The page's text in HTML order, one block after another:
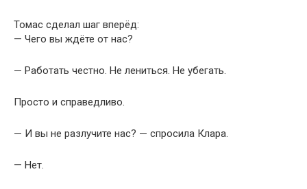
Томас сделал шаг вперёд:
— Чего вы ждёте от нас?
— Работать честно. Не лениться. Не убегать.
Просто и справедливо.
— И вы не разлучите нас? — спросила Клара.
— Нет.